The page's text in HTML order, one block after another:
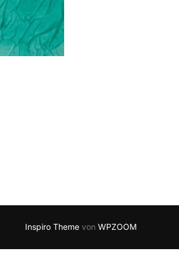
Inspiro Theme von WPZOOM